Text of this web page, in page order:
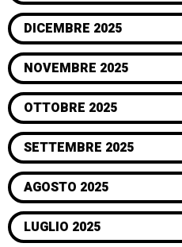
DICEMBRE 2025
NOVEMBRE 2025
OTTOBRE 2025
SETTEMBRE 2025
AGOSTO 2025
LUGLIO 2025